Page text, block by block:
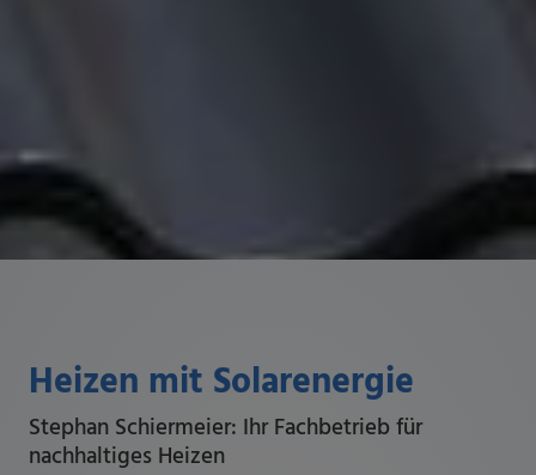
Heizen mit Solarenergie
Stephan Schiermeier: Ihr Fachbetrieb für
nachhaltiges Heizen